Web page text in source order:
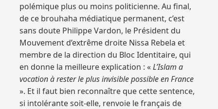
polémique plus ou moins politicienne. Au final,
de ce brouhaha médiatique permanent, c’est
sans doute Philippe Vardon, le Président du
Mouvement d’extrême droite Nissa Rebela et
membre de la direction du Bloc Identitaire, qui
en donne la meilleure explication : «L’Islam a
vocation à rester le plus invisible possible en France
». Et il faut bien reconnaître que cette sentence,
si intolérante soit-elle, renvoie le français de